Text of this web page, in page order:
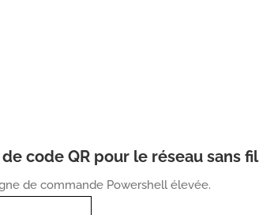
code QR pour le réseau sans fil
de commande Powershell élevée.